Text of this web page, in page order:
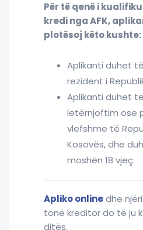
Për të qenë i
kredi nga AFK,
plotësoj këto kushte:
Aplikanti duhet
rezident i
Aplikanti duhet
letërnjoftim ose
vlefshme të
Kosovës, dhe
moshën 18 vjeç.
Apliko onlinedhe
tonë kreditor do të ju
ditës.